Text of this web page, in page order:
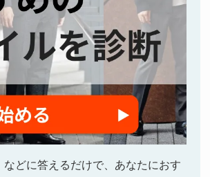
どに答えるだけで、あなたにおす